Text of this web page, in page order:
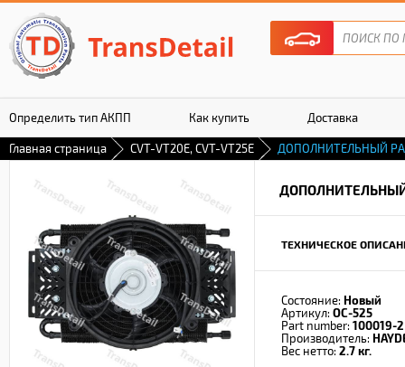
Определить тип АКПП Как купить Доставка
Гарантия
Главная страница CVT-VT20E, CVT-VT25E ДОПОЛНИТЕЛЬНЫЙ
ТЕХНИЧЕСКОЕ
Состояние: Новый
Артикул: OC-525
Part number: 100019-2
Производитель:
Вес нетто: 2.7 кг.